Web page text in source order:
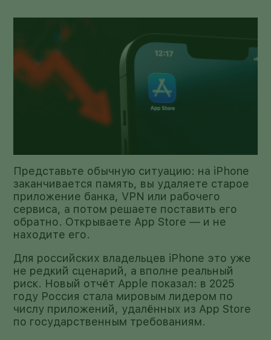
Представьте обычную ситуацию: на iPhone
заканчивается память, вы удаляете старое
приложение банка, VPN или рабочего
сервиса, а потом решаете поставить его
обратно. Открываете App Store — и не
находите его.
Для российских владельцев iPhone это уже
не редкий сценарий, а вполне реальный
риск. Новый отчёт Apple показал: в 2025
году Россия стала мировым лидером по
числу приложений, удалённых из App Store
по государственным требованиям.